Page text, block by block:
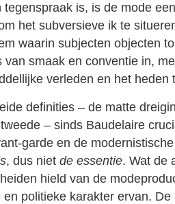
is, is de mode
het subversieve ik te
waarin subjecten objecten
van smaak en conventie in,
verleden en het heden
definities – de matte
– sinds Baudelaire
garde en de
, dus niet de essentie. Wat de
hield van de
politieke karakter ervan.